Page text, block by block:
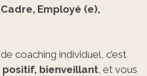
Employé (e),
coaching individuel, c’est
bienveillant, et vous